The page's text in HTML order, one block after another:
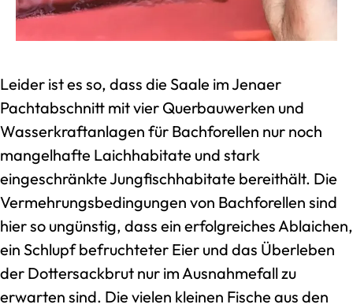
Leider ist es so, dass die Saale im Jenaer
Pachtabschnitt mit vier Querbauwerken und
Wasserkraftanlagen für Bachforellen nur noch
mangelhafte Laichhabitate und stark
eingeschränkte Jungfischhabitate bereithält. Die
Vermehrungsbedingungen von Bachforellen sind
hier so ungünstig, dass ein erfolgreiches Ablaichen,
ein Schlupf befruchteter Eier und das Überleben
der Dottersackbrut nur im Ausnahmefall zu
erwarten sind. Die vielen kleinen Fische aus den